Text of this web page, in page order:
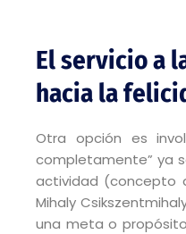
El servicio a
hacia la
Otra opción es
completamente”
actividad (concepto
Mihaly
una meta o